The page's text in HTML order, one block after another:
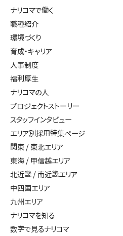
ナリコマで働く
職種紹介
環境づくり
育成・キャリア
人事制度
福利厚生
ナリコマの人
プロジェクトストーリー
スタッフインタビュー
エリア別採用特集ページ
関東 / 東北エリア
東海 / 甲信越エリア
北近畿 / 南近畿エリア
中四国エリア
九州エリア
ナリコマを知る
数字で見るナリコマ